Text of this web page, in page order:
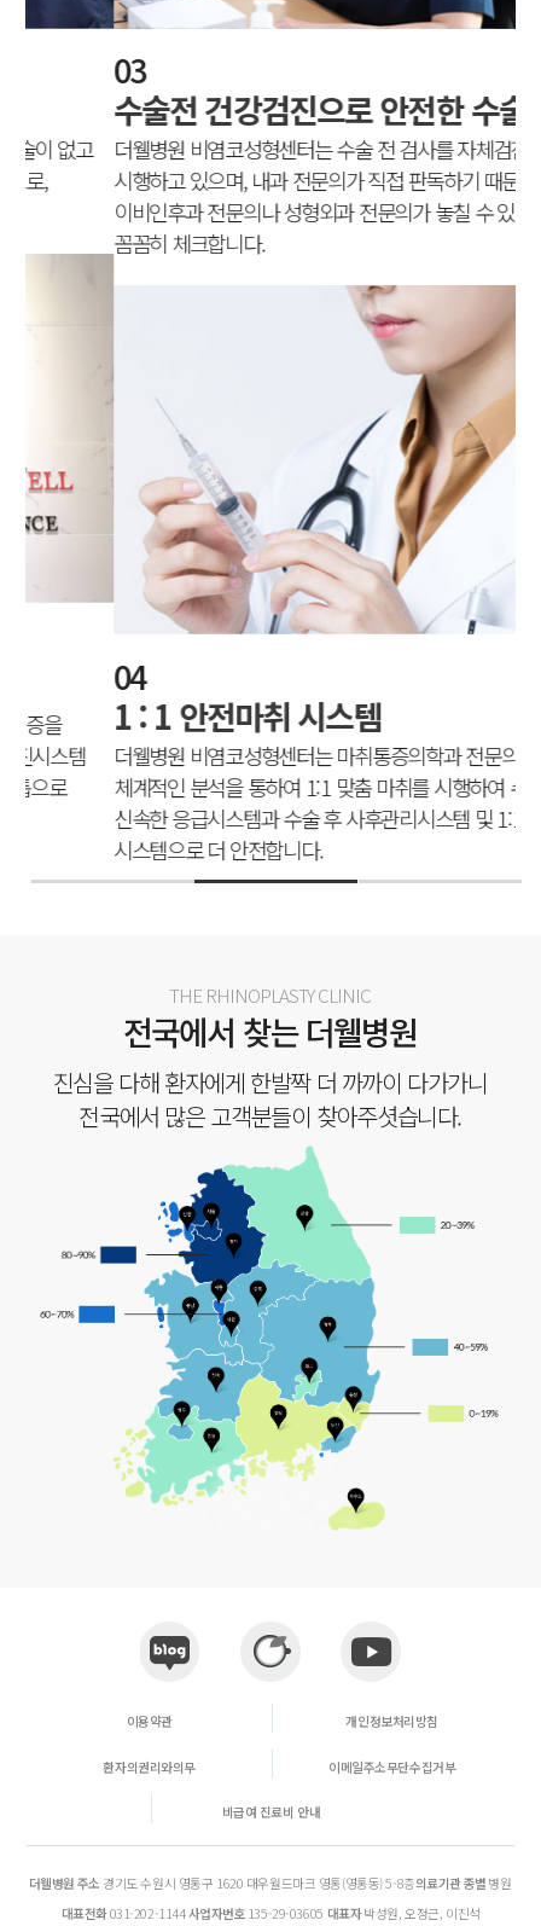
수술전 건강검진으로 안전한 수술
더웰병원 비염코성형센터는 수술 전 검사를 자체검진센터에서
시행하고 있으며, 내과 전문의가 직접 판독하기 때문에,
이비인후과 전문의나 성형외과 전문의가 놓칠 수 있는 부분을
꼼꼼히 체크합니다.
1 : 1 안전마취 시스템
더웰병원 비염코성형센터는 마취통증의학과 전문의가 수술전,
체계적인 분석을 통하여 1:1 맞춤 마취를 시행하여 수술 중
신속한 응급시스템과 수술 후 사후관리시스템 및 1:1 책임전담
시스템으로 더 안전합니다.
더
사
때
만
THE RHINOPLASTY CLINIC
전국에서 찾는 더웰병원
진심을 다해 환자에게 한발짝 더 까까이 다가가니
전국에서 많은 고객분들이 찾아주셧습니다.
이용약관 개인정보처리방침
환자의권리와의무 이메일주소무단수집거부
비급여 진료비 안내
더웰병원 주소 경기도 수원시 영통구 1620 대우월드마크 영통(영통동) 5-8층의료기관 종별병원
대표전화031-202-1144사업자번호135-29-03605 대표자박성원, 오정근, 이진석